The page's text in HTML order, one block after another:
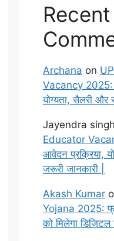
Recent
Archana on
Vacancy 2025:
योग्यता, सैलरी और
Jayendra singh
Educator
आवेदन प्रक्रिया,
जरूरी जानकारी |
Akash Kumar
Yojana 2025:
को मिलेगा